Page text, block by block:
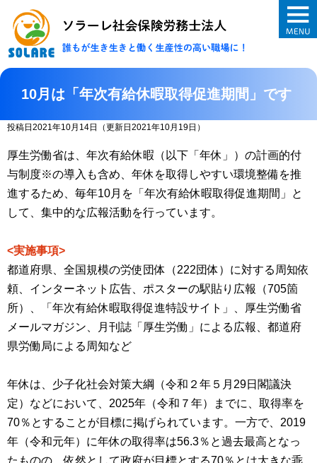
ソラーレ社会保
10月は「年次有給休暇取得促進期間」です
投稿日2021年10月14日 （更新日2021年10月19日）
厚生労働省は、年次有給休暇（以下「年休」）の計画的付
与制度※の導入も含め、年休を取得しやすい環境整備を推
進するため、毎年10月を「年次有給休暇取得促進期間」と
して、集中的な広報活動を行っています。
<実施事項>
都道府県、全国規模の労使団体（222団体）に対する周知依
頼、インターネット広告、ポスターの駅貼り広報（705箇
所）、「年次有給休暇取得促進特設サイト」、厚生労働省
メールマガジン、月刊誌「厚生労働」による広報、都道府
県労働局による周知など
年休は、少子化社会対策大綱（令和２年５月29日閣議決
定）などにおいて、2025年（令和７年）までに、取得率を
70％とすることが目標に掲げられています。一方で、2019
年（令和元年）に年休の取得率は56.3％と過去最高となっ
たものの、依然として政府が目標とする70％とは大きな乖